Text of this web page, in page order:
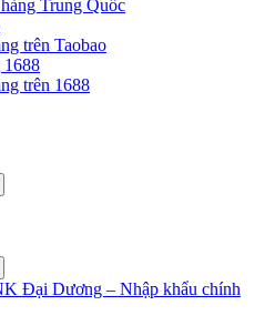
Trung Quốc
trên Taobao
1688
trên 1688